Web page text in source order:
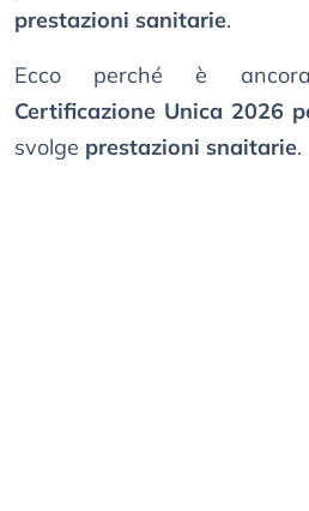
prestazioni sanitarie.
Ecco perché è
Certificazione Unica 2026
svolge prestazioni snaitarie.